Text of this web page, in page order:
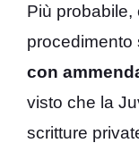
Più probabile,
procedimento
con
visto che la
scritture